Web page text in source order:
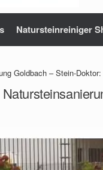
Natursteinreiniger
Goldbach – Stein-